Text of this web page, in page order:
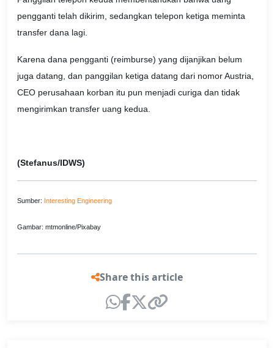
pengganti telah dikirim, sedangkan telepon ketiga meminta
transfer dana lagi.
Karena dana pengganti (reimburse) yang dijanjikan belum
juga datang, dan panggilan ketiga datang dari nomor Austria,
CEO perusahaan korban itu pun menjadi curiga dan tidak
mengirimkan transfer uang kedua.
(Stefanus/IDWS)
Sumber: Interesting Engineering
Gambar: mtmonline/Pixabay
Share this article